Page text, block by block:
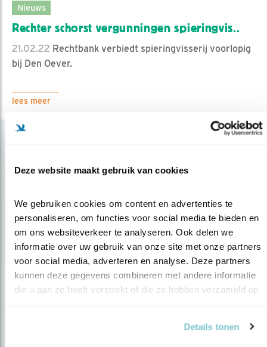
Deze website maakt gebruik van cookies
We gebruiken cookies om content en advertenties te
personaliseren, om functies voor social media te bieden en
om ons websiteverkeer te analyseren. Ook delen we
informatie over uw gebruik van onze site met onze partners
voor social media, adverteren en analyse. Deze partners
kunnen deze gegevens combineren met andere informatie
die u aan ze heeft verstrekt of die ze hebben verzameld op
Details tonen
Nieuws
Rechter schorst vergunningen spieringvis..
21.02.22 Rechtbank verbiedt spieringvisserij voorlopig
bij Den Oever.
lees meer
Op de hoogte blijven?
over vogels en activiteiten van Vogelbescherming.
AANMELDEN VOGELNIEUWS